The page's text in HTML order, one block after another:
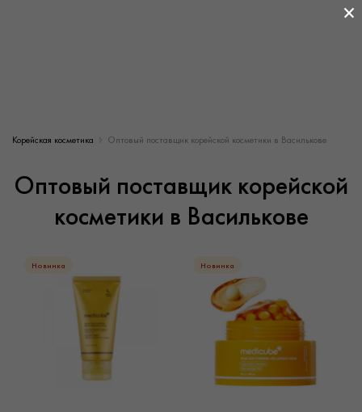
Корейская косметика Оптовый поставщик корейской косметики в Василькове
Оптовый поставщик корейской
косметики в Василькове
Новинка Новинка
×